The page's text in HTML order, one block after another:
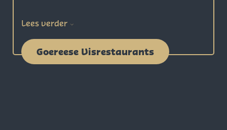
Lees verder
Goereese Visrestaurants